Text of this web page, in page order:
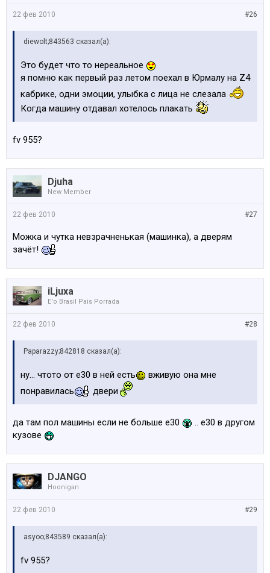
#26
22 фев 2010
diewolt;843563 сказал(а):
Это будет что то нереальное
я помню как первый раз летом поехал в Юрмалу на Z4
кабрике, одни эмоции, улыбка с лица не слезала
Когда машину отдавал хотелось плакать
fv 955?
Djuha
New Member
#27
22 фев 2010
Можка и чутка невзрачненькая (машинка), а дверям
зачёт!
iLjuxa
E'o Brasil Pais Porrada
#28
22 фев 2010
Paparazzy;842818 сказал(а):
ну... чтото от е30 в ней есть
вживую она мне
понравилась
двери
да там пол машины если не больше е30
.. e30 в другом
кузове
DJANGO
Hoonigan
#29
22 фев 2010
asyoo;843589 сказал(а):
fv 955?